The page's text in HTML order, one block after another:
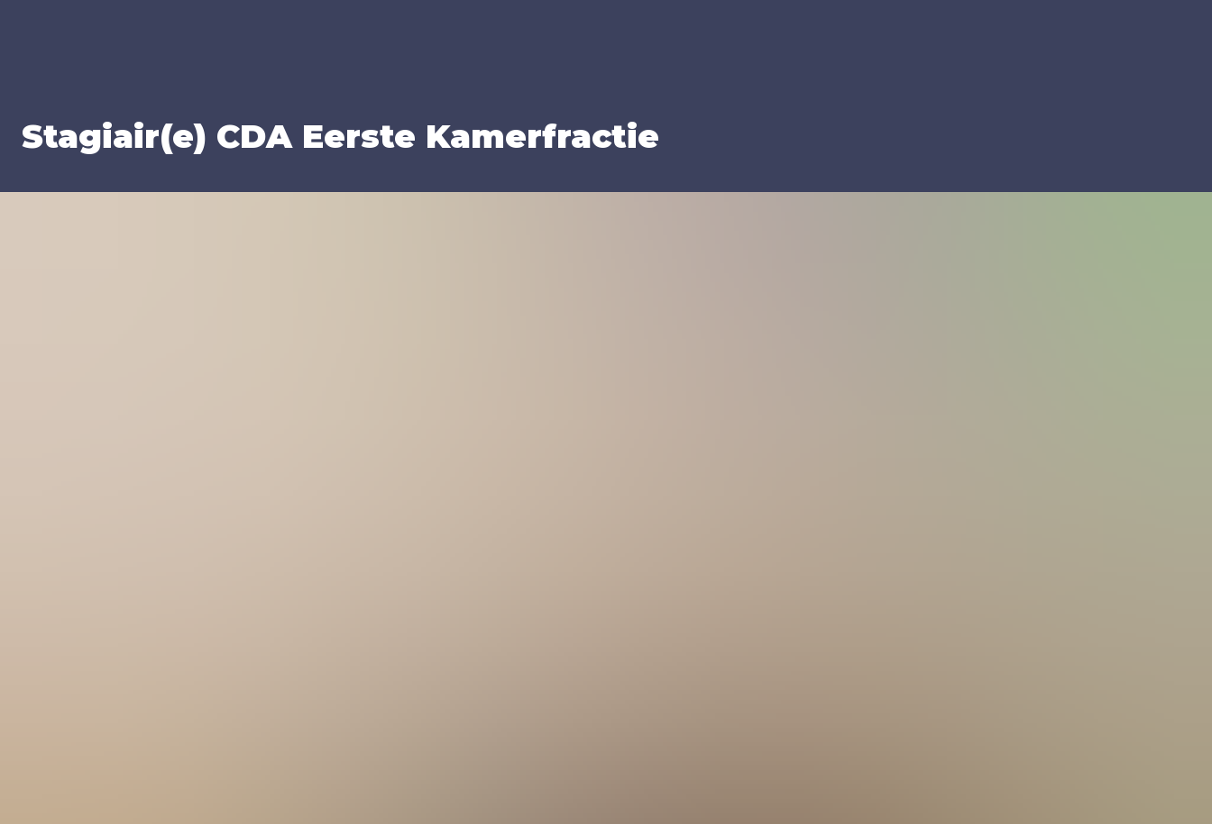
Stagiair(e) CDAEer­ste Kamer­frac­tie